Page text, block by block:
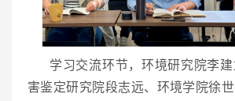
学习交流环节，环境研究院李
害鉴定研究院段志远、环境学院徐